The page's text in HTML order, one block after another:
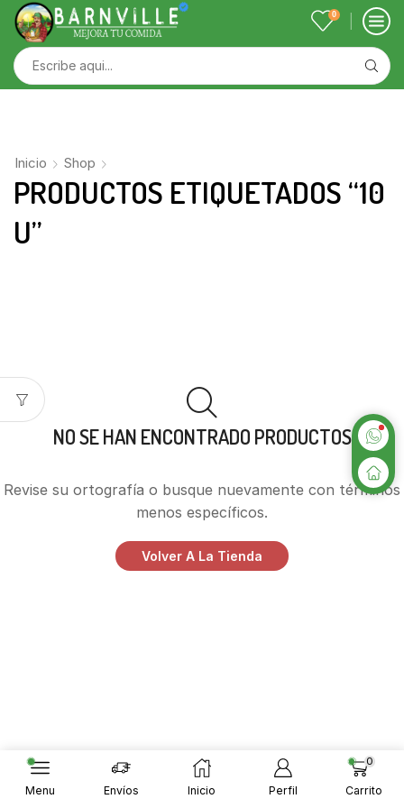
0
Inicio Shop
PRODUCTOS ETIQUETADOS “10
U”
NO SE HAN ENCONTRADO PRODUCTOS
Revise su ortografía o busque nuevamente con términos
menos específicos.
Volver A La Tienda
Menu Envíos Inicio Perfil
0
Carrito